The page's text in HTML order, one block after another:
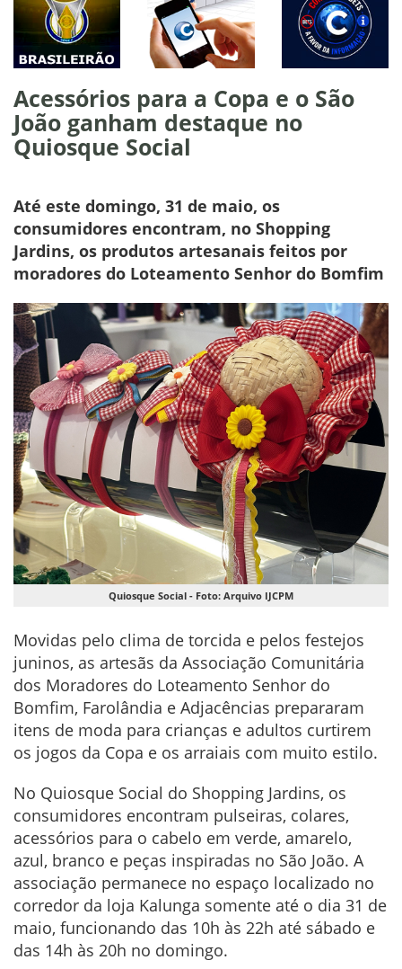
Acessórios para a Copa e o São
João ganham destaque no
Quiosque Social
Até este domingo, 31 de maio, os
consumidores encontram, no Shopping
Jardins, os produtos artesanais feitos por
moradores do Loteamento Senhor do Bomfim
Quiosque Social - Foto: Arquivo IJCPM
Movidas pelo clima de torcida e pelos festejos
juninos, as artesãs da Associação Comunitária
dos Moradores do Loteamento Senhor do
Bomfim, Farolândia e Adjacências prepararam
itens de moda para crianças e adultos curtirem
os jogos da Copa e os arraiais com muito estilo.
No Quiosque Social do Shopping Jardins, os
consumidores encontram pulseiras, colares,
acessórios para o cabelo em verde, amarelo,
azul, branco e peças inspiradas no São João. A
associação permanece no espaço localizado no
corredor da loja Kalunga somente até o dia 31 de
maio, funcionando das 10h às 22h até sábado e
das 14h às 20h no domingo.